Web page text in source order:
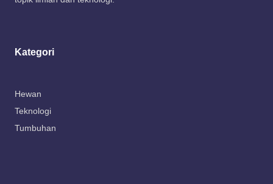
Kategori
Hewan
Teknologi
Tumbuhan